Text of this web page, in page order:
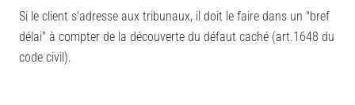
Si le client s'adresse aux tribunaux, il doit le faire dans un "bref
délai" à compter de la découverte du défaut caché (art.1648 du
code civil).